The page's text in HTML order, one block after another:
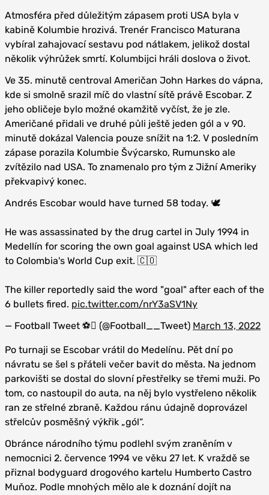
Atmosféra před důležitým zápasem proti USA byla v
kabině Kolumbie hrozivá. Trenér Francisco Maturana
vybíral zahajovací sestavu pod nátlakem, jelikož dostal
několik výhrůžek smrtí. Kolumbijci hráli doslova o život.
Ve 35. minutě centroval Američan John Harkes do vápna,
kde si smolně srazil míč do vlastní sítě právě Escobar. Z
jeho obličeje bylo možné okamžitě vyčíst, že je zle.
Američané přidali ve druhé půli ještě jeden gól a v 90.
minutě dokázal Valencia pouze snížit na 1:2. V posledním
zápase porazila Kolumbie Švýcarsko, Rumunsko ale
zvítězilo nad USA. To znamenalo pro tým z Jižní Ameriky
překvapivý konec.
Andrés Escobar would have turned 58 today. 🕊️
He was assassinated by the drug cartel in July 1994 in
Medellín for scoring the own goal against USA which led
to Colombia's World Cup exit. 🇨🇴
The killer reportedly said the word "goal" after each of the
6 bullets fired. pic.twitter.com/nrY3aSV1Ny
— Football Tweet ⚽ (@Football__Tweet) March 13, 2022
Po turnaji se Escobar vrátil do Medelínu. Pět dní po
návratu se šel s přáteli večer bavit do města. Na jednom
parkovišti se dostal do slovní přestřelky se třemi muži. Po
tom, co nastoupil do auta, na něj bylo vystřeleno několik
ran ze střelné zbraně. Každou ránu údajně doprovázel
střelcův posměšný výkřik „gól“.
Obránce národního týmu podlehl svým zraněním v
nemocnici 2. července 1994 ve věku 27 let. K vraždě se
přiznal bodyguard drogového kartelu Humberto Castro
Muňoz. Podle mnohých mělo ale k doznání dojít na